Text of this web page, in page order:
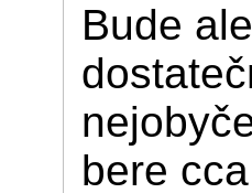
Bude
bere